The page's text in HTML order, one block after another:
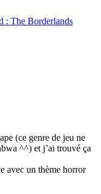
(ce genre de jeu ne
^^) et j’ai trouvé ça
avec un thème horror